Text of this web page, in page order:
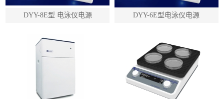
DYY-8E型 电泳仪电源 DYY-6E型电泳仪电源